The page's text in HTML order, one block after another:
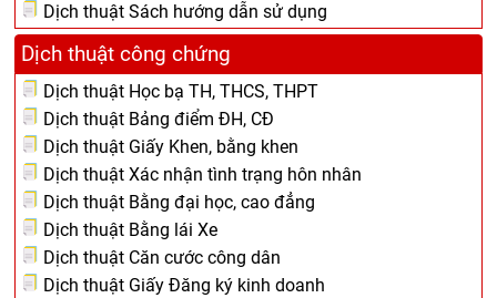
Dịch thuật Sách hướng dẫn sử dụng
Dịch thuật công chứng
Dịch thuật Học bạ TH, THCS, THPT
Dịch thuật Bảng điểm ĐH, CĐ
Dịch thuật Giấy Khen, bằng khen
Dịch thuật Xác nhận tình trạng hôn nhân
Dịch thuật Bằng đại học, cao đẳng
Dịch thuật Bằng lái Xe
Dịch thuật Căn cước công dân
Dịch thuật Giấy Đăng ký kinh doanh